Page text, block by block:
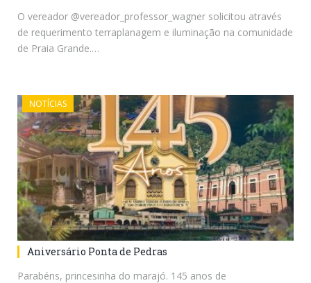
O vereador @vereador_professor_wagner solicitou através
de requerimento terraplanagem e iluminação na comunidade
de Praia Grande.…
NOTÍCIAS
Aniversário Ponta de Pedras
Parabéns, princesinha do marajó. 145 anos de